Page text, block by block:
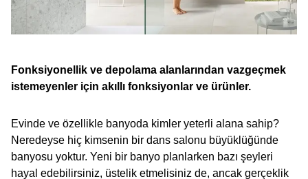
Fonksiyonellik ve depolama alanlarından vazgeçmek
istemeyenler için akıllı fonksiyonlar ve ürünler.
Evinde ve özellikle banyoda kimler yeterli alana sahip?
Neredeyse hiç kimsenin bir dans salonu büyüklüğünde
banyosu yoktur. Yeni bir banyo planlarken bazı şeyleri
hayal edebilirsiniz, üstelik etmelisiniz de, ancak gerçeklik